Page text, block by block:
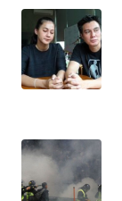
SERDANG
WN
TEBING
WN
PAKPAK